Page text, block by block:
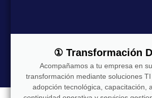
① Transformación
Acompañamos a tu empresa en
transformación mediante soluciones
adopción tecnológica, capacitación,